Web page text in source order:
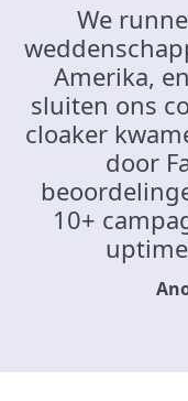
We
Amerika,
sluiten ons
cloaker
door
10+